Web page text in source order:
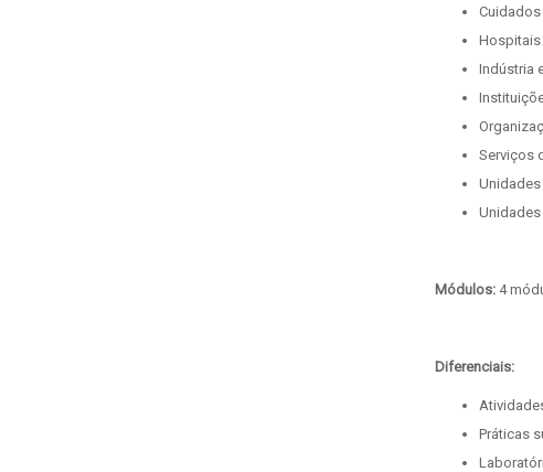
Hospitais
Indústria
Serviços
Módulos: 4
Diferenciais:
Práticas